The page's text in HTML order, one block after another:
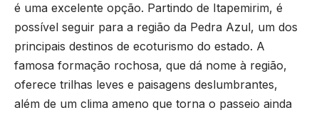
é uma excelente opção. Partindo de Itapemirim, é
possível seguir para a região da Pedra Azul, um dos
principais destinos de ecoturismo do estado. A
famosa formação rochosa, que dá nome à região,
oferece trilhas leves e paisagens deslumbrantes,
além de um clima ameno que torna o passeio ainda